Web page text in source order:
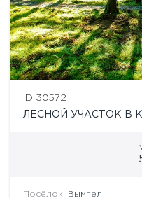
ID 30572
ЛЕСНОЙ УЧАСТОК В
Посёлок: Вымпел